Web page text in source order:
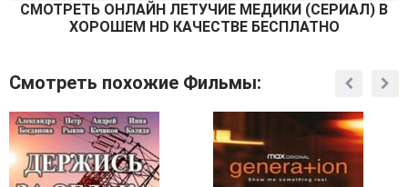
СМОТРEТЬ ОНЛАЙН ЛЕТУЧИЕ МЕДИКИ (СЕРИАЛ) В
ХОРОШЕМ HD КАЧЕСТВЕ БЕСПЛАТНО
Смотреть похожие Фильмы: